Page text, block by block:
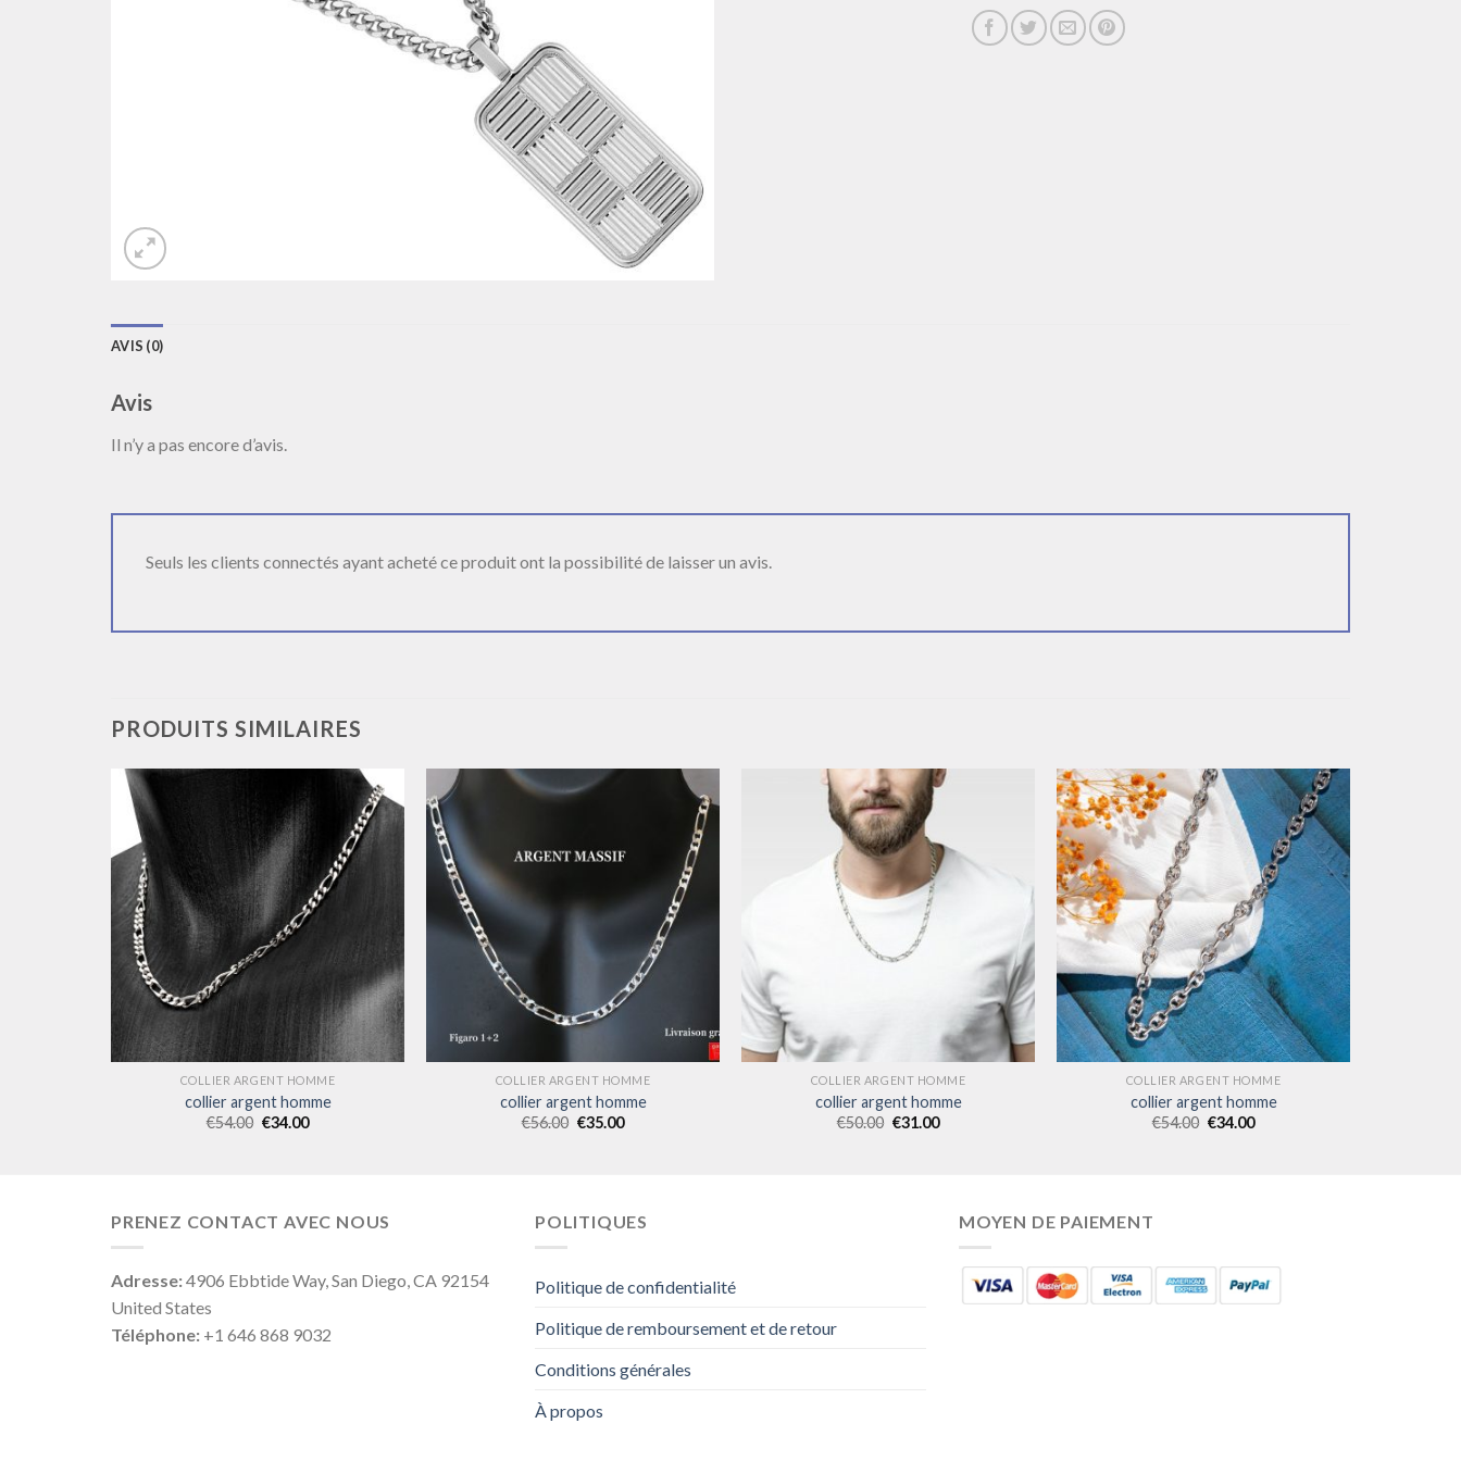
AVIS (0)
Avis
Il n’y a pas encore d’avis.
Seuls les clients connectés ayant acheté ce produit ont la possibilité de laisser un avis.
PRODUITS SIMILAIRES
COLLIER ARGENT HOMME
collier argent homme
€54.00 €34.00
COLLIER ARGENT HOMME
collier argent homme
€56.00 €35.00
COLLIER ARGENT HOMME
collier argent homme
€50.00 €31.00
COLLIER ARGENT HOMME
collier argent homme
€54.00 €34.00
PRENEZ CONTACT AVEC NOUS
Adresse:4906 Ebbtide Way, San Diego, CA 92154
United States
Téléphone: +1 646 868 9032
POLITIQUES
Politique de confidentialité
Politique de remboursement et de retour
Conditions générales
À propos
MOYEN DE PAIEMENT